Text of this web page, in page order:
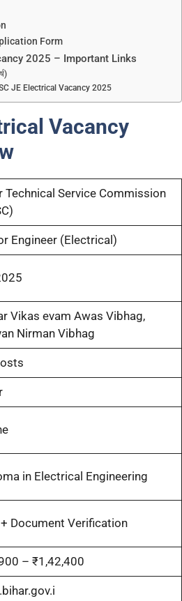
Form
2025 – Important Links
JE Electrical Vacancy 2025
Vacancy
Technical Service Commission
Engineer (Electrical)
Vikas evam Awas Vibhag,
Nirman Vibhag
in Electrical Engineering
+ Document Verification
– ₹1,42,400